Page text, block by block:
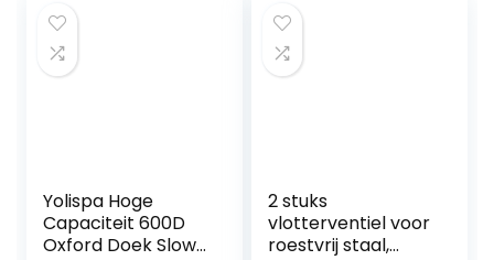
Yolispa Hoge
Capaciteit 600D
Oxford Doek Slow
2 stuks
vlotterventiel voor
roestvrij staal,